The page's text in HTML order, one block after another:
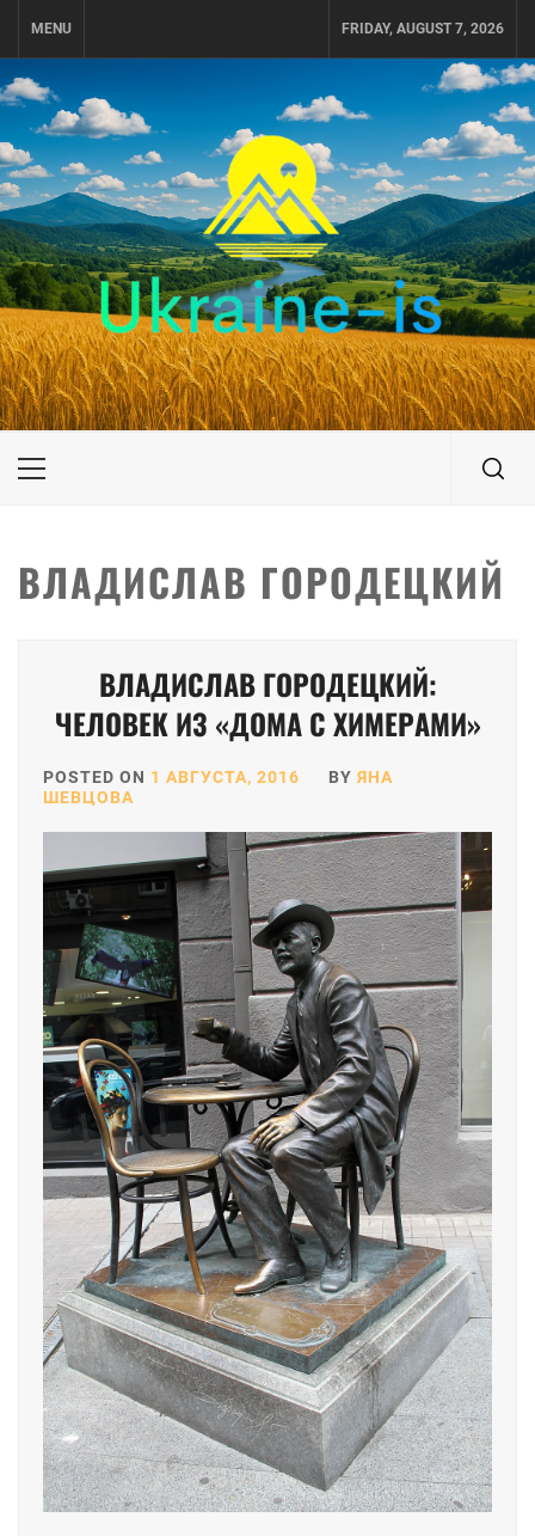
MENU FRIDAY, AUGUST 7, 2026
UKRAINE-IS
ПУТЕШЕСТВИЕ ПО УКРАИНЕ
Primary
ВЛАДИСЛАВ ГОРОДЕЦКИЙ
ВЛАДИСЛАВ ГОРОДЕЦКИЙ:
ЧЕЛОВЕК ИЗ «ДОМА С ХИМЕРАМИ»
POSTED ON 1 АВГУСТА, 2016 BY ЯНА
ШЕВЦОВА